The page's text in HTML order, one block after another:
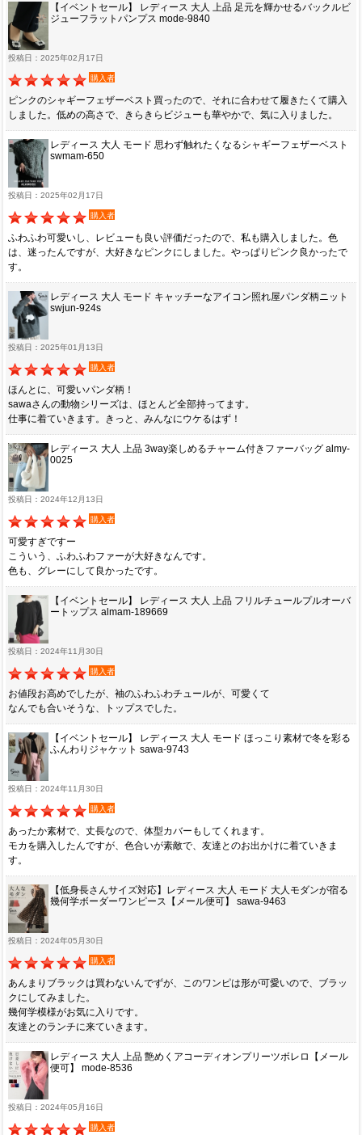
【イベントセール】 レディース 大人 上品 足元を輝かせるバックルビ
ジューフラットパンプス mode-9840
投稿日：2025年02月17日
購入者
ピンクのシャギーフェザーベスト買ったので、それに合わせて履きたくて購入
しました。低めの高さで、きらきらビジューも華やかで、気に入りました。
レディース 大人 モード 思わず触れたくなるシャギーフェザーベスト
swmam-650
投稿日：2025年02月17日
購入者
ふわふわ可愛いし、レビューも良い評価だったので、私も購入しました。色
は、迷ったんですが、大好きなピンクにしました。やっぱりピンク良かったで
す。
レディース 大人 モード キャッチーなアイコン照れ屋パンダ柄ニット
swjun-924s
投稿日：2025年01月13日
購入者
ほんとに、可愛いパンダ柄！
sawaさんの動物シリーズは、ほとんど全部持ってます。
仕事に着ていきます。きっと、みんなにウケるはず！
レディース 大人 上品 3way楽しめるチャーム付きファーバッグ almy-
0025
投稿日：2024年12月13日
購入者
可愛すぎですー
こういう、ふわふわファーが大好きなんです。
色も、グレーにして良かったです。
【イベントセール】 レディース 大人 上品 フリルチュールプルオーバ
ートップス almam-189669
投稿日：2024年11月30日
購入者
お値段お高めでしたが、袖のふわふわチュールが、可愛くて
なんでも合いそうな、トップスでした。
【イベントセール】 レディース 大人 モード ほっこり素材で冬を彩る
ふんわりジャケット sawa-9743
投稿日：2024年11月30日
購入者
あったか素材で、丈長なので、体型カバーもしてくれます。
モカを購入したんですが、色合いが素敵で、友達とのお出かけに着ていきま
す。
【低身長さんサイズ対応】レディース 大人 モード 大人モダンが宿る
幾何学ボーダーワンピース【メール便可】 sawa-9463
投稿日：2024年05月30日
購入者
あんまりブラックは買わないんでずが、このワンピは形が可愛いので、ブラッ
クにしてみました。
幾何学模様がお気に入りです。
友達とのランチに来ていきます。
レディース 大人 上品 艶めくアコーディオンプリーツボレロ【メール
便可】 mode-8536
投稿日：2024年05月16日
購入者